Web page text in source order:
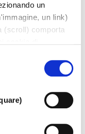
un
un link)
(scroll) comporta
quali tipologie
tecnici o analitici).
modificate,
del
all’utilizzo a tutti